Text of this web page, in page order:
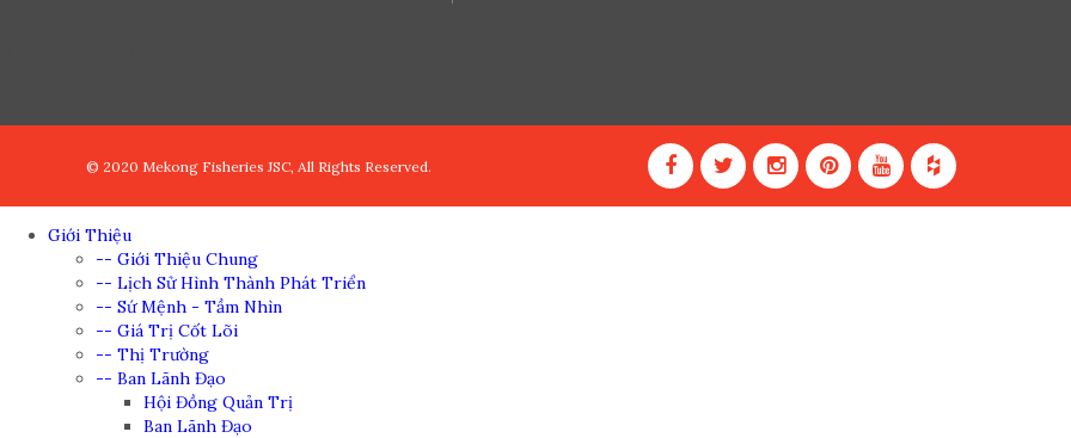
© 2020 Mekong Fisheries JSC, All Rights Reserved.
Giới Thiệu
-- Giới Thiệu Chung
-- Lịch Sử Hình Thành Phát Triển
-- Sứ Mệnh - Tầm Nhìn
-- Giá Trị Cốt Lõi
-- Thị Trường
-- Ban Lãnh Đạo
Hội Đồng Quản Trị
Ban Lãnh Đạo